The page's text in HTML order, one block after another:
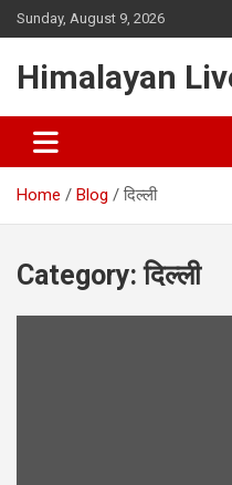
Sunday, August 9, 2026
Himalayan
Home Blog दिल्ली
Category:दिल्ली